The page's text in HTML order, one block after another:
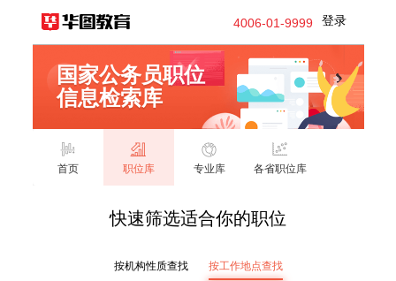
登录
4006-01-9999
国家公务员职位
信息检索库
首页 职位库 专业库 各省职位库
快速筛选适合你的职位
按机构性质查找 按工作地点查找